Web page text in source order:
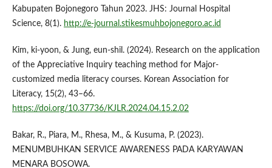
Kabupaten Bojonegoro Tahun 2023. JHS: Journal Hospital
Science, 8(1). http://e-journal.stikesmuhbojonegoro.ac.id
Kim, ki-yoon, & Jung, eun-shil. (2024). Research on the application
of the Appreciative Inquiry teaching method for Major-
customized media literacy courses. Korean Association for
Literacy, 15(2), 43–66.
https://doi.org/10.37736/KJLR.2024.04.15.2.02
Bakar, R., Piara, M., Rhesa, M., & Kusuma, P. (2023).
MENUMBUHKAN SERVICE AWARENESS PADA KARYAWAN
MENARA BOSOWA.